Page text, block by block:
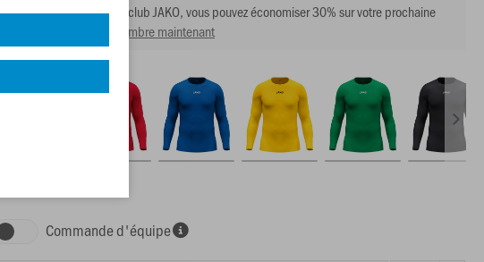
En tant que membre du club JAKO, vous pouvez économiser 30% sur votre prochaine
Devenir membre maintenant
Commande d'équipe